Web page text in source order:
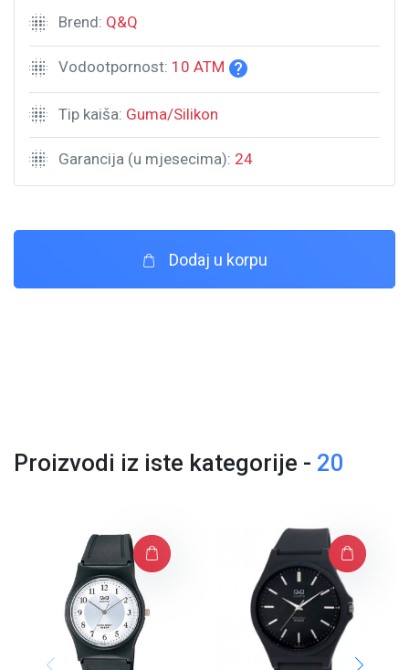
Brend: Q&Q
Vodootpornost: 10 ATM
Tip kaiša: Guma/Silikon
Garancija (u mjesecima): 24
Dodaj u korpu
Proizvodi iz iste kategorije - 20